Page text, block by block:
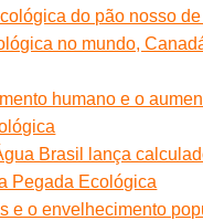
do pão nosso
no mundo,
humano e o
Brasil lança
Pegada Ecológica
e o envelhecimento